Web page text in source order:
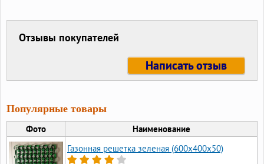
Отзывы покупателей
Написать отзыв
Популярные товары
Фото
Наименование
Газонная решетка зеленая (600х400х50)